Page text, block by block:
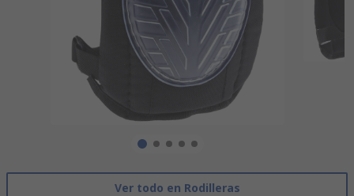
Ver todo en Rodilleras